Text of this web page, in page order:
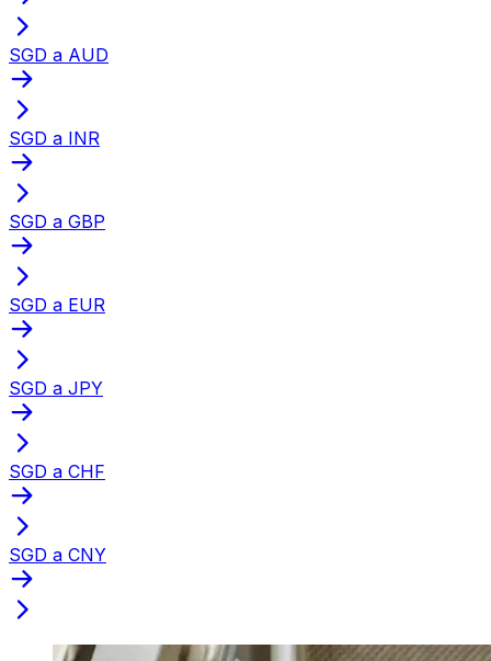
SGD a AUD
SGD a INR
SGD a GBP
SGD a EUR
SGD a JPY
SGD a CHF
SGD a CNY